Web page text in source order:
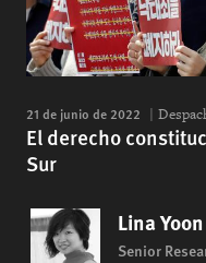
21 de junio de 2022
El derecho
Sur
Lina Yoon
Senior